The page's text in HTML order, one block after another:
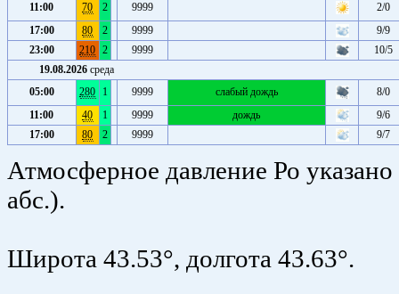
11:00 70 2 9999
2/0
17:00
80 2 9999
9/9
23:00
210 2 9999
10/5
19.08.2026 среда
05:00
280 1 9999 слабый дождь
8/0
11:00
40 1 9999 дождь
9/6
17:00
80 2 9999 9/7
Атмосферное давление Ро
абс.).
Широта 43.53°, долгота 43.63°.